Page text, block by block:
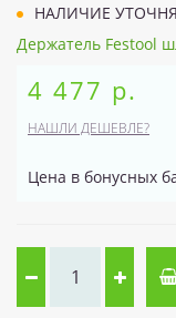
НАЛИЧИЕ
Держатель Festool
4 477 р.
НАШЛИ ДЕШЕВЛЕ?
Цена в бонусных